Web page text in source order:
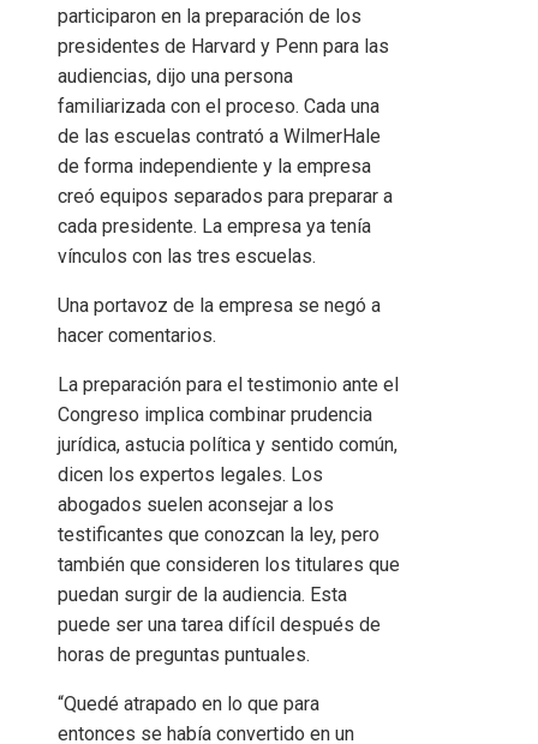
participaron en la preparación de los
presidentes de Harvard y Penn para las
audiencias, dijo una persona
familiarizada con el proceso. Cada una
de las escuelas contrató a WilmerHale
de forma independiente y la empresa
creó equipos separados para preparar a
cada presidente. La empresa ya tenía
vínculos con las tres escuelas.
Una portavoz de la empresa se negó a
hacer comentarios.
La preparación para el testimonio ante el
Congreso implica combinar prudencia
jurídica, astucia política y sentido común,
dicen los expertos legales. Los
abogados suelen aconsejar a los
testificantes que conozcan la ley, pero
también que consideren los titulares que
puedan surgir de la audiencia. Esta
puede ser una tarea difícil después de
horas de preguntas puntuales.
“Quedé atrapado en lo que para
entonces se había convertido en un